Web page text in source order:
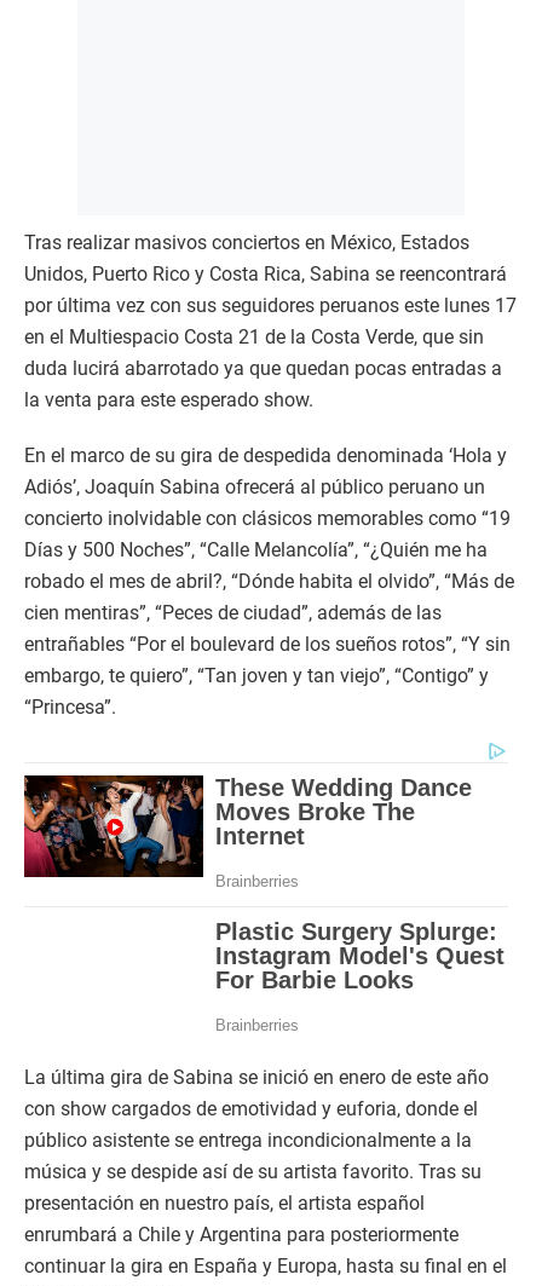
Tras realizar masivos conciertos en México, Estados
Unidos, Puerto Rico y Costa Rica, Sabina se reencontrará
por última vez con sus seguidores peruanos este lunes 17
en el Multiespacio Costa 21 de la Costa Verde, que sin
duda lucirá abarrotado ya que quedan pocas entradas a
la venta para este esperado show.
En el marco de su gira de despedida denominada ‘Hola y
Adiós’, Joaquín Sabina ofrecerá al público peruano un
concierto inolvidable con clásicos memorables como “19
Días y 500 Noches”, “Calle Melancolía”, “¿Quién me ha
robado el mes de abril?, “Dónde habita el olvido”, “Más de
cien mentiras”, “Peces de ciudad”, además de las
entrañables “Por el boulevard de los sueños rotos”, “Y sin
embargo, te quiero”, “Tan joven y tan viejo”, “Contigo” y
“Princesa”.
La última gira de Sabina se inició en enero de este año
con show cargados de emotividad y euforia, donde el
público asistente se entrega incondicionalmente a la
música y se despide así de su artista favorito. Tras su
presentación en nuestro país, el artista español
enrumbará a Chile y Argentina para posteriormente
continuar la gira en España y Europa, hasta su final en el